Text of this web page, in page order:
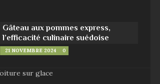
Gâteau aux pommes express,
l’efficacité culinaire suédoise
21 NOVEMBRE 2024 0